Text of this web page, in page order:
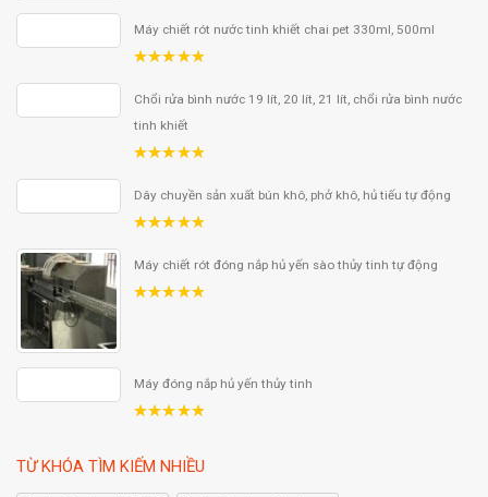
Máy chiết rót nước tinh khiết chai pet 330ml, 500ml
Chổi rửa bình nước 19 lít, 20 lít, 21 lít, chổi rửa bình nước
tinh khiết
Dây chuyền sản xuất bún khô, phở khô, hủ tiếu tự động
Máy chiết rót đóng nắp hủ yến sào thủy tinh tự động
Máy đóng nắp hủ yến thủy tinh
TỪ KHÓA TÌM KIẾM NHIỀU